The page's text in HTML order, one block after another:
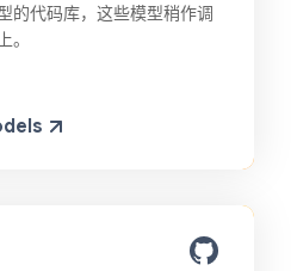
的代码库，这些模型稍作调
。